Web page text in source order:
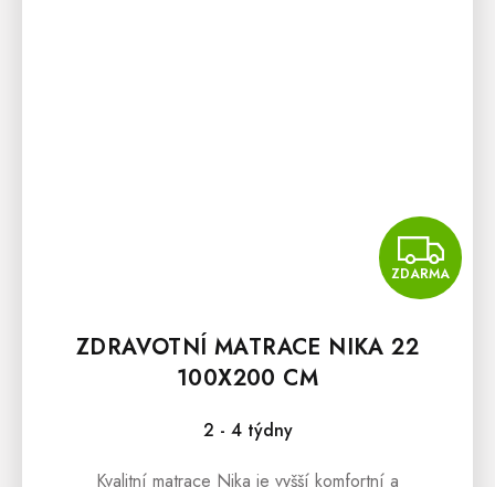
ZDARMA
ZDRAVOTNÍ MATRACE NIKA 22
100X200 CM
2 - 4 týdny
Kvalitní matrace Nika je vyšší komfortní a